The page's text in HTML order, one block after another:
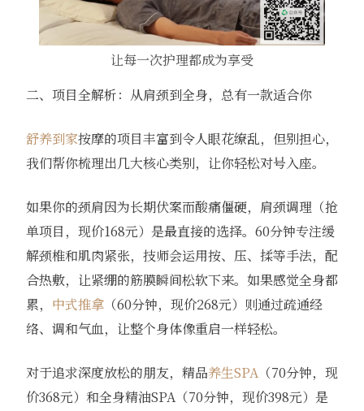
让每一次护理都成为享受
二、项目全解析：从肩颈到全身，总有一款适合你
舒养到家按摩的项目丰富到令人眼花缭乱，但别担心，
我们帮你梳理出几大核心类别，让你轻松对号入座。
如果你的颈肩因为长期伏案而酸痛僵硬，肩颈调理（抢
单项目，现价168元）是最直接的选择。60分钟专注缓
解颈椎和肌肉紧张，技师会运用按、压、揉等手法，配
合热敷，让紧绷的筋膜瞬间松软下来。如果感觉全身都
累， 中式推拿（60分钟，现价268元）则通过疏通经
络、调和气血，让整个身体像重启一样轻松。
对于追求深度放松的朋友，精品养生SPA（70分钟，现
价368元）和全身精油SPA（70分钟，现价398元）是